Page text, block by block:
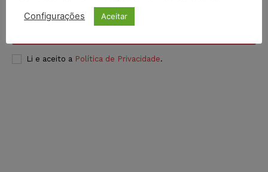
Li e aceito a Política de Privacidade.
Configurações Aceitar